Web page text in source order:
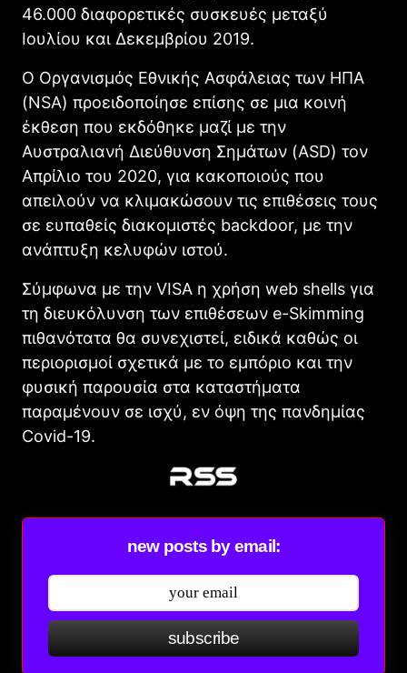
46.000 διαφορετικές συσκευές μεταξύ
Ιουλίου και Δεκεμβρίου 2019.
Ο Οργανισμός Εθνικής Ασφάλειας των ΗΠΑ
(NSA) προειδοποίησε επίσης σε μια κοινή
έκθεση που εκδόθηκε μαζί με την
Αυστραλιανή Διεύθυνση Σημάτων (ASD) τον
Απρίλιο του 2020, για κακοποιούς που
απειλούν να κλιμακώσουν τις επιθέσεις τους
σε ευπαθείς διακομιστές backdoor, με την
ανάπτυξη κελυφών ιστού.
Σύμφωνα με την VISA η χρήση web shells για
τη διευκόλυνση των επιθέσεων e-Skimming
πιθανότατα θα συνεχιστεί, ειδικά καθώς οι
περιορισμοί σχετικά με το εμπόριο και την
φυσική παρουσία στα καταστήματα
παραμένουν σε ισχύ, εν όψη της πανδημίας
Covid-19.
new posts by email:
subscribe